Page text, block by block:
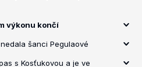
výkonu končí
šanci Pegulaové
s Kosťukovou a je ve